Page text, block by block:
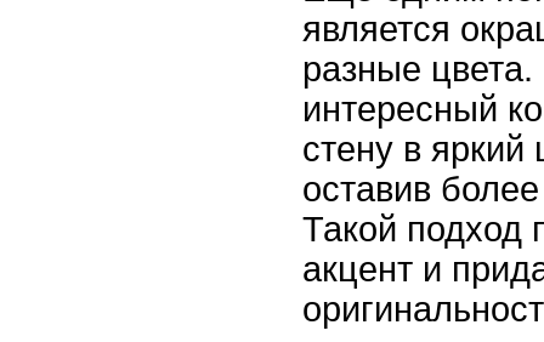
является
разные
интересный
стену в яркий
оставив
Такой подход
акцент и